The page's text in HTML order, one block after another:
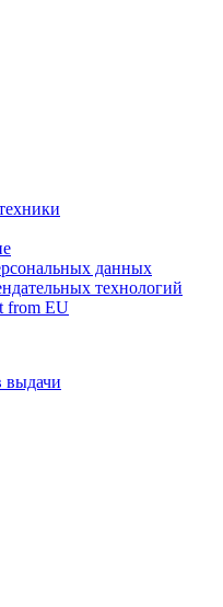
данных
технологий
from EU
выдачи